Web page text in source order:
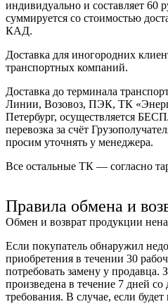
индивидуально и составляет 60
суммируется со стоимостью
КАД.
Доставка для иногородних
транспортных компаний.
Доставка до терминала
Линии, Возовоз, ПЭК, ТК
Петербург, осуществляется
перевозка за счёт
просим уточнять у менеджера.
Все остальные ТК — согласно
Правила обмена и
Обмен и возврат продукции
Если покупатель обнаружил
приобретения в течении 30
потребовать замену у продавца.
произведена в течение 7 дней со
требования. В случае, если будет